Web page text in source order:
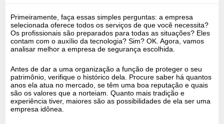
Primeiramente, faça essas simples perguntas: a empresa
selecionada oferece todos os serviços de que você necessita?
Os profissionais são preparados para todas as situações? Eles
contam com o auxílio da tecnologia? Sim? OK. Agora, vamos
analisar melhor a empresa de segurança escolhida.
Antes de dar a uma organização a função de proteger o seu
patrimônio, verifique o histórico dela. Procure saber há quantos
anos ela atua no mercado, se têm uma boa reputação e quais
são os valores que a norteiam. Quanto mais tradição e
experiência tiver, maiores são as possibilidades de ela ser uma
empresa idônea.